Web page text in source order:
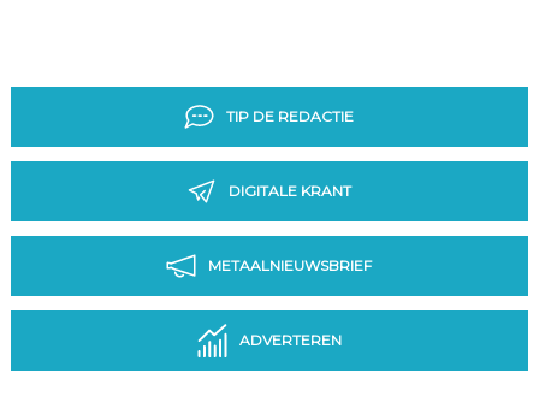
TIP DE REDACTIE
DIGITALE KRANT
METAALNIEUWSBRIEF
ADVERTEREN